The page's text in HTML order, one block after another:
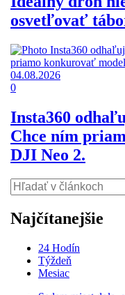
osvetľovať
04.08.2026
0
Insta360
Chce ním
DJI Neo 2.
Najčítanejšie
24 Hodín
Týždeň
Mesiac